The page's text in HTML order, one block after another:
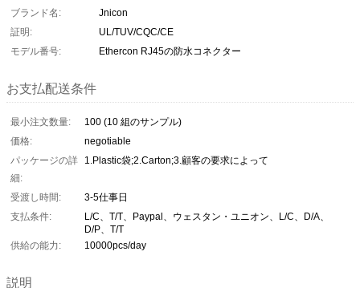
ブランド名:
Jnicon
証明:
UL/TUV/CQC/CE
モデル番号:
Ethercon RJ45の防水コネクター
お支払配送条件
最小注文数量:
100 (10 組のサンプル)
価格:
negotiable
パッケージの詳
細:
1.Plastic袋;2.Carton;3.顧客の要求によって
受渡し時間:
3-5仕事日
支払条件:
L/C、T/T、Paypal、ウェスタン・ユニオン、L/C、D/A、
D/P、T/T
供給の能力:
10000pcs/day
説明